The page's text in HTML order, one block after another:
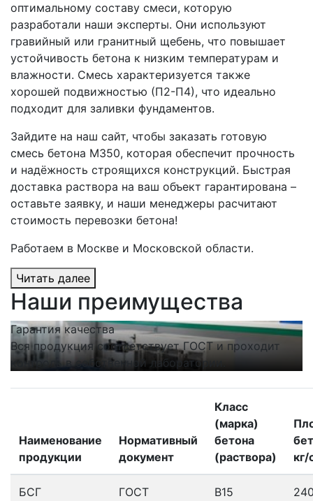
оптимальному составу смеси, которую
разработали наши эксперты. Они используют
гравийный или гранитный щебень, что повышает
устойчивость бетона к низким температурам и
влажности. Смесь характеризуется также
хорошей подвижностью (П2-П4), что идеально
подходит для заливки фундаментов.
Зайдите на наш сайт, чтобы заказать готовую
смесь бетона М350, которая обеспечит прочность
и надёжность строящихся конструкций. Быстрая
доставка раствора на ваш объект гарантирована –
оставьте заявку, и наши менеджеры расчитают
стоимость перевозки бетона!
Работаем в Москве и Московской области.
Читать далее
Наши преимущества
Гарантия качества
Вся продукция соответствует ГОСТ и проходит
контроль в собственной лаборатории.
Наименование
продукции
Нормативный
документ
Класс
(марка)
бетона
(раствора)
кг/
БСГ
ГОСТ
В15